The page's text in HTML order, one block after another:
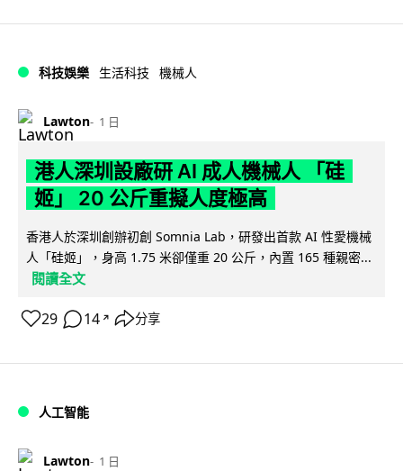
科技娛樂 生活科技 機械人
Lawton 1 日
港人深圳設廠研 AI 成人機械人 「硅
姬」 20 公斤重擬人度極高
香港人於深圳創辦初創 Somnia Lab，研發出首款 AI 性愛機械
人「硅姬」，身高 1.75 米卻僅重 20 公斤，內置 165 種親密...
閱讀全文
29 14 ↗ 分享
人工智能
Lawton 1 日